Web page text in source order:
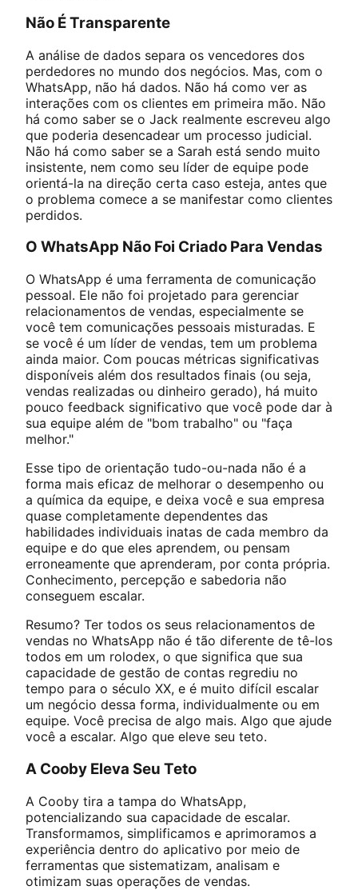
Não É Transparente
A análise de dados separa os vencedores dos
perdedores no mundo dos negócios. Mas, com o
WhatsApp, não há dados. Não há como ver as
interações com os clientes em primeira mão. Não
há como saber se o Jack realmente escreveu algo
que poderia desencadear um processo judicial.
Não há como saber se a Sarah está sendo muito
insistente, nem como seu líder de equipe pode
orientá-la na direção certa caso esteja, antes que
o problema comece a se manifestar como clientes
perdidos.
O WhatsApp Não Foi Criado Para Vendas
O WhatsApp é uma ferramenta de comunicação
pessoal. Ele não foi projetado para gerenciar
relacionamentos de vendas, especialmente se
você tem comunicações pessoais misturadas. E
se você é um líder de vendas, tem um problema
ainda maior. Com poucas métricas significativas
disponíveis além dos resultados finais (ou seja,
vendas realizadas ou dinheiro gerado), há muito
pouco feedback significativo que você pode dar à
sua equipe além de "bom trabalho" ou "faça
melhor."
Esse tipo de orientação tudo-ou-nada não é a
forma mais eficaz de melhorar o desempenho ou
a química da equipe, e deixa você e sua empresa
quase completamente dependentes das
habilidades individuais inatas de cada membro da
equipe e do que eles aprendem, ou pensam
erroneamente que aprenderam, por conta própria.
Conhecimento, percepção e sabedoria não
conseguem escalar.
Resumo? Ter todos os seus relacionamentos de
vendas no WhatsApp não é tão diferente de tê-los
todos em um rolodex, o que significa que sua
capacidade de gestão de contas regrediu no
tempo para o século XX, e é muito difícil escalar
um negócio dessa forma, individualmente ou em
equipe. Você precisa de algo mais. Algo que ajude
você a escalar. Algo que eleve seu teto.
A Cooby Eleva Seu Teto
A Cooby tira a tampa do WhatsApp,
potencializando sua capacidade de escalar.
Transformamos, simplificamos e aprimoramos a
experiência dentro do aplicativo por meio de
ferramentas que sistematizam, analisam e
otimizam suas operações de vendas.